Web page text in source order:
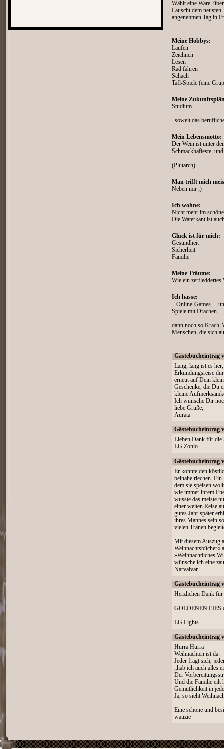
Wählt eine Ware,
Lauscht dem
angenehmen Tag in
Meine Hobbys:
Laufen
Zeichnen
Lesen
Rad fahren
Schach
Tafl-Spiele (eine
Meine
Studium
..soweit das
Mein Lebensmotto:
Der Wein ist unter
Schmackhafteste,
(Plutarch)
Man trifft mich
Neben mir ;)
Ich wohne:
Nicht mehr im
Die Waterkant ist
Glück ist für mich:
Gesundheit
Sicherheit
Familie
Meine Träume:
Wie ein
Ich hasse:
...Online-Games ...
Spiele mit Drachen...
dann noch so Krach-
Menschen, die sich
Gästebucheintrag
Lang, lang ist es
Erkundungsreise
erneut auf Dein
Geschenke, die Du
kleine
Ich wünsche Dir
liebe Grüße,
Aurata
Gästebucheintrag
Lieben Dank für die
LG Zonio
Gästebucheintrag
Er konnte den
beinahe riechen.
dem sie speisen
wie immer ihrem
wusste das meiste
einer weiten Reise
gutes Jahr später
ihres Mannes sein
vielen Tränen
Mit diesem Auszug
Weihnachtsbücher«
»Weihnachtliches
wünsche ich eine
Narvalvar
Gästebucheintrag
Herzlichen Dank für
GOLDENEN EIES
LG Lights
Gästebucheintrag
Hurra Hurra
Weihnachten ist da.
Jeder fragt sich,
„hab ich auch alles
Der
Und die Familie eilt
Gemütlichkeit in
Ja, so sieht
Eine schöne und
wauzie